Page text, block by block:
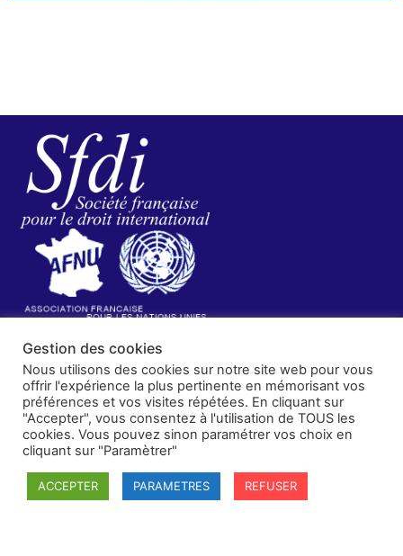
Société francaise pour le Droit International
Université Robert Schuman
67084 Strasbourg Cedex
Secrétaire général : guillaume.lefloch@univ-rennes.fr
MENU
Mentions légales
Adhésion - cotisation
Structure de l'association
Gestion des cookies
Nous utilisons des cookies sur notre site web pour vous
offrir l'expérience la plus pertinente en mémorisant vos
préférences et vos visites répétées. En cliquant sur
"Accepter", vous consentez à l'utilisation de TOUS les
cookies. Vous pouvez sinon paramétrer vos choix en
cliquant sur "Paramètrer"
ACCEPTER PARAMETRES REFUSER